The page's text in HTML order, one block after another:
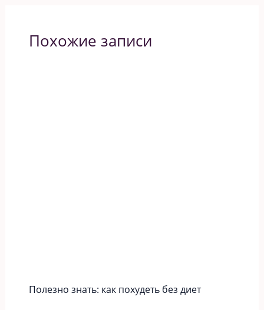
Похожие записи
Полезно знать: как похудеть без диет